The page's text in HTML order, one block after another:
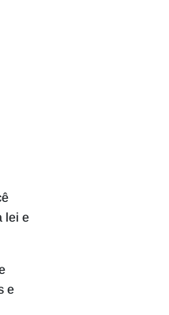
lei e
e